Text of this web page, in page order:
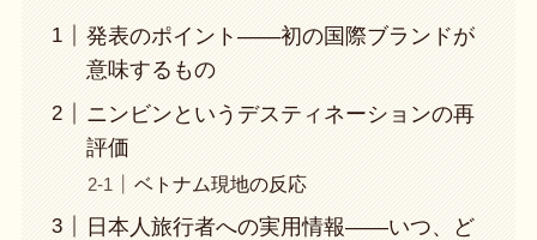
発表のポイント——初の国際ブランドが
意味するもの
ニンビンというデスティネーションの再
評価
ベトナム現地の反応
日本人旅行者への実用情報——いつ、ど